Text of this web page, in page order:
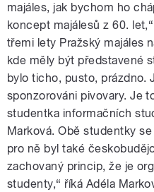
majáles, jak bychom ho
koncept majálesů z 60.
třemi lety Pražský majáles
kde měly být představené
bylo ticho, pusto, prázdno.
sponzorováni pivovary. Je
studentka informačních
Marková. Obě studentky
pro ně byl také
zachovaný princip, že je
studenty,“ říká Adéla